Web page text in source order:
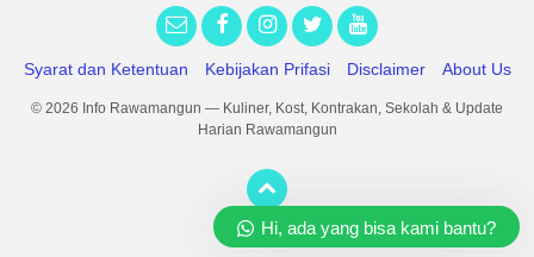
Syarat dan Ketentuan Kebijakan Prifasi Disclaimer About Us
© 2026 Info Rawamangun — Kuliner, Kost, Kontrakan, Sekolah & Update
Harian Rawamangun
Hi, ada yang bisa kami bantu?